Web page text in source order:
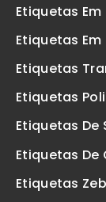
Etiquetas Em
Etiquetas
Etiquetas
Etiquetas
Etiquetas De
Etiquetas De
Etiquetas